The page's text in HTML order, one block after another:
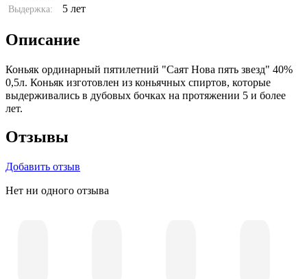
Выдержка: 5 лет
Описание
Коньяк ординарный пятилетний "Саят Нова пять звезд" 40%
0,5л. Коньяк изготовлен из коньячных спиртов, которые
выдерживались в дубовых бочках на протяжении 5 и более
лет.
Отзывы
Добавить отзыв
Нет ни одного отзыва